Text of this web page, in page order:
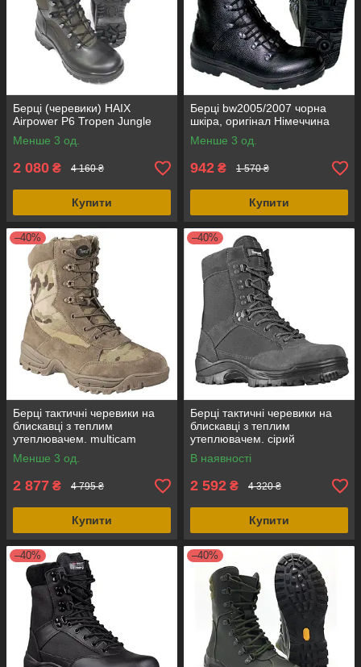
Берці (черевики) HAIX
Airpower P6 Tropen Jungle
Менше 3 од.
2 080 ₴ 4 160 ₴
Купити
Берці bw2005/2007 чорна
шкіра, оригінал Німеччина
Менше 3 од.
942 ₴ 1 570 ₴
Купити
–40%
Берці тактичні черевики на
блискавці з теплим
утеплювачем. multicam
замш+кордура, Mil-Tec
Німеччина
Менше 3 од.
2 877 ₴ 4 795 ₴
Купити
–40%
Берці тактичні черевики на
блискавці з теплим
утеплювачем. сірий
замш+кордура, Mil-Tec
Німеччина
В наявності
2 592 ₴ 4 320 ₴
Купити
–40% –40%